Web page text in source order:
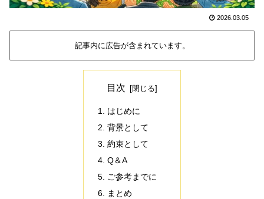
2026.03.05
記事内に広告が含まれています。
目次
はじめに
背景として
約束として
Q＆A
ご参考までに
まとめ